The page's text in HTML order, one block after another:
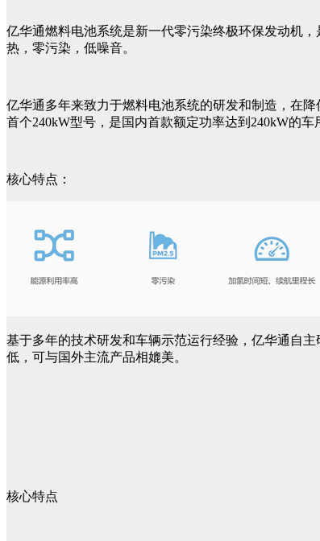
亿华通燃料电池系统是新一代零污染终极环保发动机
热，零污染，低噪音。
亿华通多年来致力于燃料电池系统的研发和制造，在
首个240kW型号，是国内首款额定功率达到240kW的车
核心特点：
基于多年的技术研发和车辆示范运行经验，亿华通自
低，可与国外主流产品相媲美。
核心特点